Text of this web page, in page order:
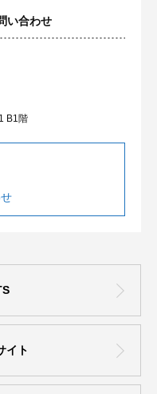
い合わせ
B1階
イト